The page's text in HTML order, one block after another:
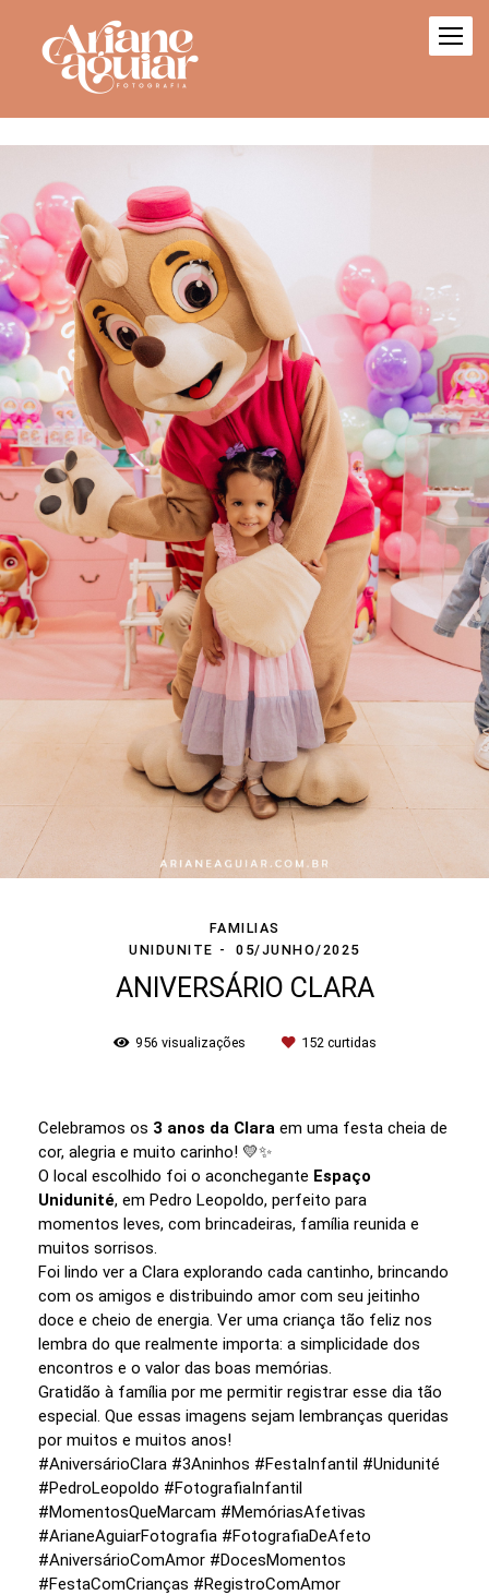
FAMILIAS
UNIDUNITE
05/JUNHO/2025
ANIVERSÁRIO CLARA
956 visualizações 152curtidas
Celebramos os 3 anos da Clara em uma festa cheia de
cor, alegria e muito carinho! 💛✨
O local escolhido foi o aconchegante Espaço
Unidunité, em Pedro Leopoldo, perfeito para
momentos leves, com brincadeiras, família reunida e
muitos sorrisos.
Foi lindo ver a Clara explorando cada cantinho, brincando
com os amigos e distribuindo amor com seu jeitinho
doce e cheio de energia. Ver uma criança tão feliz nos
lembra do que realmente importa: a simplicidade dos
encontros e o valor das boas memórias.
Gratidão à família por me permitir registrar esse dia tão
especial. Que essas imagens sejam lembranças queridas
por muitos e muitos anos!
#AniversárioClara #3Aninhos #FestaInfantil #Unidunité
#PedroLeopoldo #FotografiaInfantil
#MomentosQueMarcam #MemóriasAfetivas
#ArianeAguiarFotografia #FotografiaDeAfeto
#AniversárioComAmor #DocesMomentos
#FestaComCrianças #RegistroComAmor